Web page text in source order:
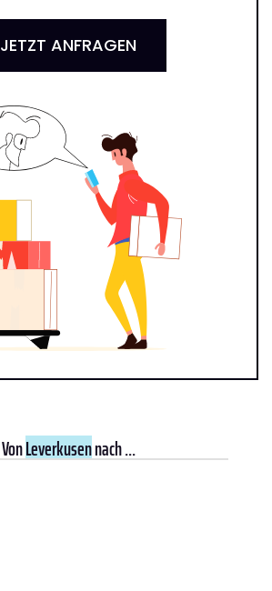
JETZT ANFRAGEN
VonLeverkusennach ...